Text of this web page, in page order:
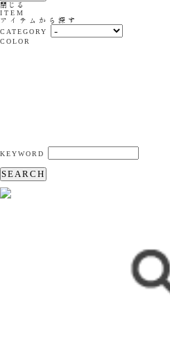
閉じる
ITEM
アイテムから探す
CATEGORY
COLOR
KEYWORD
SEARCH